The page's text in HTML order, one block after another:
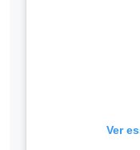
Ver